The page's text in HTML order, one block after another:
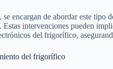
, se encargan de abordar este tipo
Estas intervenciones pueden
del frigorífico,
del frigorífico